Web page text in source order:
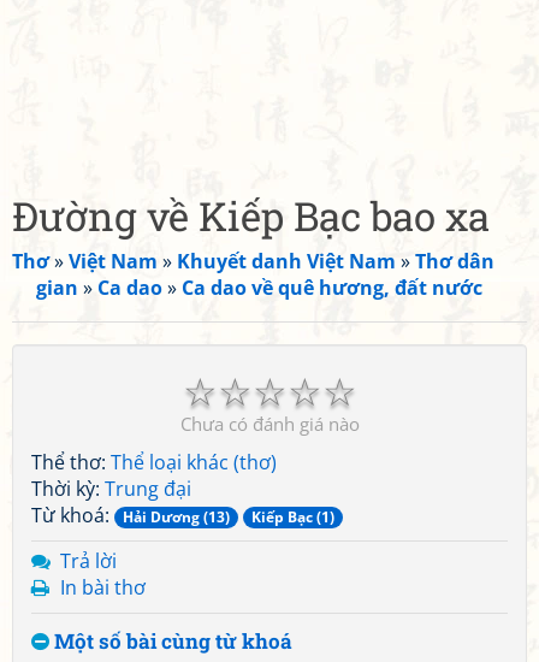
Đường về Kiếp Bạc bao xa
Thơ»Việt Nam » Khuyết danh Việt Nam »Thơ dân
gian » Ca dao» Ca dao về quê hương, đất nước
☆
☆
☆
☆
☆
Chưa có đánh giá nào
Thể thơ: Thể loại khác (thơ)
Thời kỳ: Trung đại
Từ khoá:
Hải Dương (13) Kiếp Bạc (1)
Trả lời
In bài thơ
Một số bài cùng từ khoá